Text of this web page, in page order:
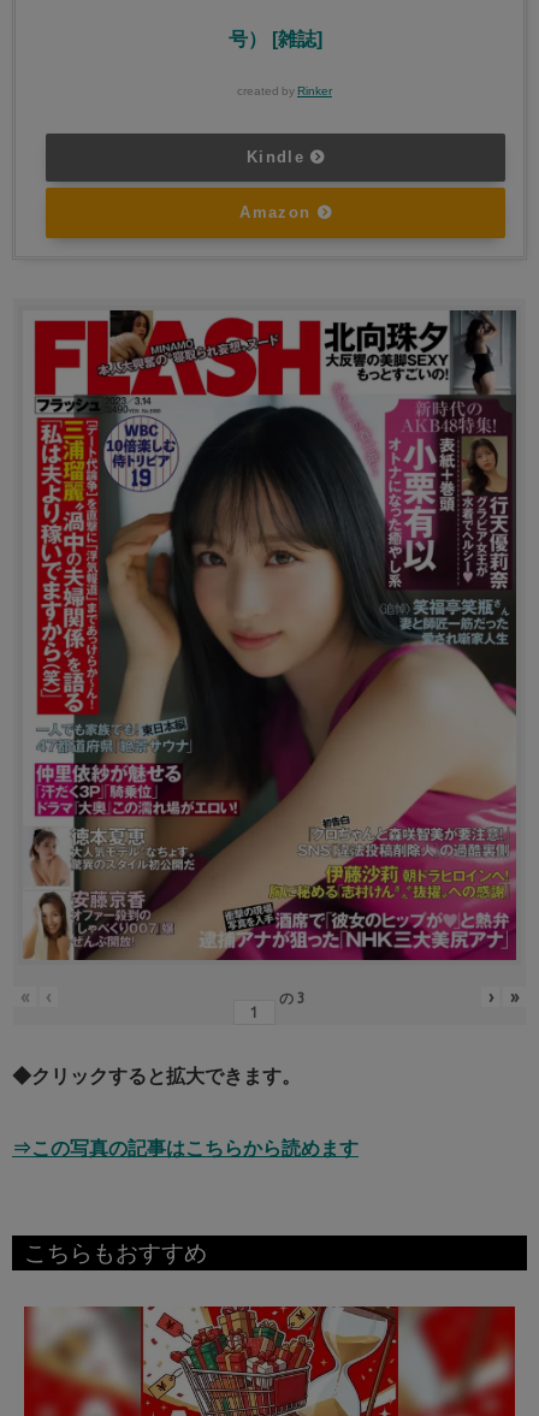
号） [雑誌]
created by Rinker
Kindle
Amazon
« ‹ の 3 › »
◆クリックすると拡大できます。
⇒この写真の記事はこちらから読めます
こちらもおすすめ